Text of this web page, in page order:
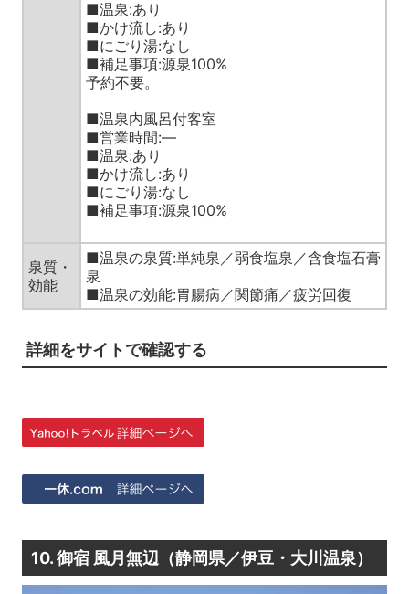
■温泉:あり
■かけ流し:あり
■にごり湯:なし
■補足事項:源泉100%
予約不要。
■温泉内風呂付客室
■営業時間:—
■温泉:あり
■かけ流し:あり
■にごり湯:なし
■補足事項:源泉100%
泉質・
効能
■温泉の泉質:単純泉／弱食塩泉／含食塩石膏
泉
■温泉の効能:胃腸病／関節痛／疲労回復
詳細をサイトで確認する
10. 御宿 風月無辺（静岡県／伊豆・大川温泉）